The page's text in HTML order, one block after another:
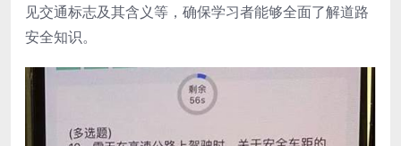
见交通标志及其含义等，确保学习者能够全面了解道路
安全知识。